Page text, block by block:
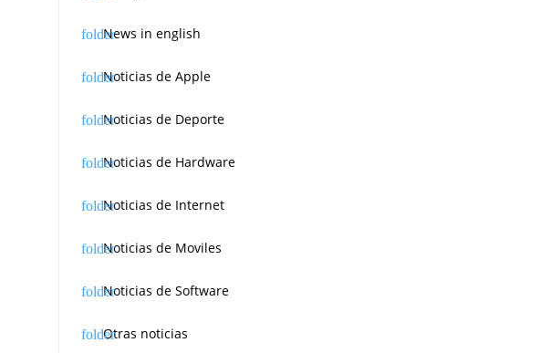
News in english
Noticias de Apple
Noticias de Deporte
Noticias de Hardware
Noticias de Internet
Noticias de Moviles
Noticias de Software
Otras noticias